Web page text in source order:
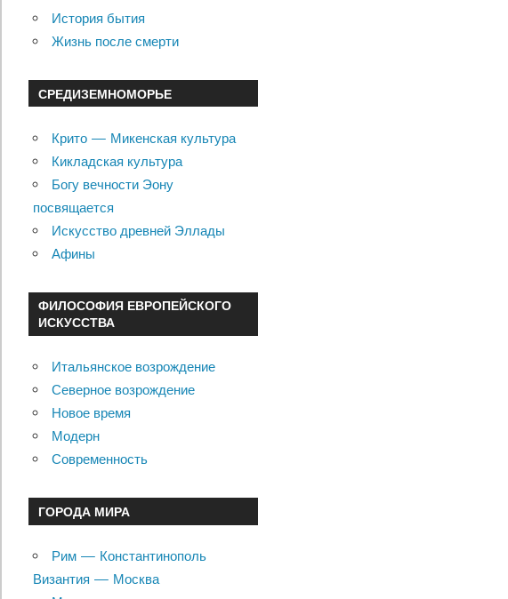
История бытия
Жизнь после смерти
СРЕДИЗЕМНОМОРЬЕ
Крито — Микенская культура
Кикладская культура
Богу вечности Эону
посвящается
Искусство древней Эллады
Афины
ФИЛОСОФИЯ ЕВРОПЕЙСКОГО
ИСКУССТВА
Итальянское возрождение
Северное возрождение
Новое время
Модерн
Современность
ГОРОДА МИРА
Рим — Константинополь
Византия — Москва